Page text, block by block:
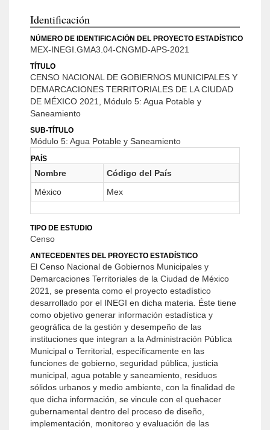
Identificación
NÚMERO DE IDENTIFICACIÓN DEL PROYECTO ESTADÍSTICO
MEX-INEGI.GMA3.04-CNGMD-APS-2021
TÍTULO
CENSO NACIONAL DE GOBIERNOS MUNICIPALES Y
DEMARCACIONES TERRITORIALES DE LA CIUDAD
DE MÉXICO 2021, Módulo 5: Agua Potable y
Saneamiento
SUB-TÍTULO
Módulo 5: Agua Potable y Saneamiento
PAÍS
Nombre
Código del País
México
Mex
TIPO DE ESTUDIO
Censo
ANTECEDENTES DEL PROYECTO ESTADÍSTICO
El Censo Nacional de Gobiernos Municipales y
Demarcaciones Territoriales de la Ciudad de México
2021, se presenta como el proyecto estadístico
desarrollado por el INEGI en dicha materia. Éste tiene
como objetivo generar información estadística y
geográfica de la gestión y desempeño de las
instituciones que integran a la Administración Pública
Municipal o Territorial, específicamente en las
funciones de gobierno, seguridad pública, justicia
municipal, agua potable y saneamiento, residuos
sólidos urbanos y medio ambiente, con la finalidad de
que dicha información, se vincule con el quehacer
gubernamental dentro del proceso de diseño,
implementación, monitoreo y evaluación de las